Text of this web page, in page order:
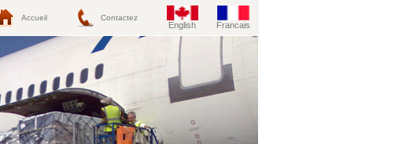
Accueil Contactez
English Francais